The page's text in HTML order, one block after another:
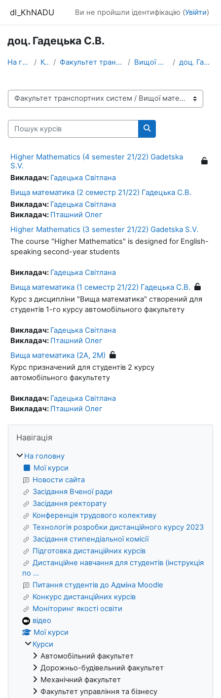
dl_KhNADU Ви не пройшли ідентифікацію (Увійти)
доц. Гадецька С.В.
На головну Курси Факультет транспортних систем Вищої математики доц. Гадецька С.В.
Категорії курсів
Пошук курсів
Пошук курсів
Higher Mathematics (4 semester 21/22) Gadetska
S.V.
Викладач: Гадецька Світлана
Вища математика (2 семестр 21/22) Гадецька С.В.
Викладач: Гадецька Світлана
Викладач: Пташний Олег
Higher Mathematics (3 semester 21/22) Gadetska S.V.
The course "Higher Mathematics" is designed for English-
speaking second-year students
Викладач: Гадецька Світлана
Вища математика (1 семестр 21/22) Гадецька С.В.
Курс з дисципліни "Вища математика" створений для
студентів 1-го курсу автомобільного факультету
Викладач: Гадецька Світлана
Викладач: Пташний Олег
Вища математика (2А, 2М)
Курс призначений для студентів 2 курсу
автомобільного факультету
Викладач: Гадецька Світлана
Викладач: Пташний Олег
Блоки
Навігація
На головну
Мої курси
Новости сайта
Засідання Вченої ради
Засідання ректорату
Конференція трудового колективу
Технологія розробки дистанційного курсу 2023
Засідання стипендіальної комісії
Підготовка дистанційних курсів
Дистанційне навчання для студентів (інструкція
по ...
Питання студентів до Адміна Moodle
Конкурс дистанційних курсів
Моніторинг якості освіти
відео
Мої курси
Курси
Автомобільний факультет
Дорожньо-будівельний факультет
Механічний факультет
Факультет управління та бізнесу